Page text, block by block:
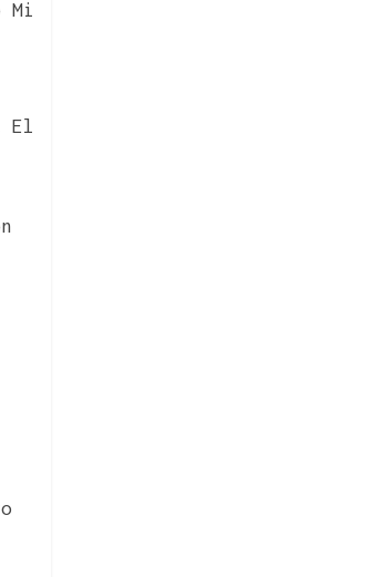
Mi
El